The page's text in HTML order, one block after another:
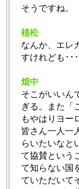
そうですね。
植松
なんか、エレ
すけれども･･
畑中
そこがいいん
ぎる。また「
もやはりヨー
皆さん一人一
らいたいなと
て協賛という
て知らない国
ていただいて